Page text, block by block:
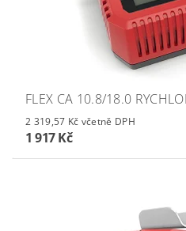
FLEX CA 10.8/18.0
2 319,57 Kč včetně DPH
1 917 Kč